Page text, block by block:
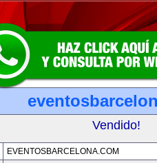
Vendido!
EVENTOSBARCELONA.COM